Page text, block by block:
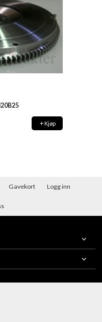
Kjøp
Gavekort Logg inn